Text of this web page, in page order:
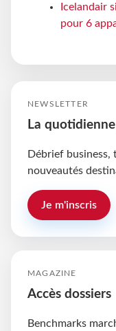
Icelandair
pour 6
NEWSLETTER
La
Débrief
nouveautés
Je m'inscris
MAGAZINE
Accès dossiers
Benchmarks